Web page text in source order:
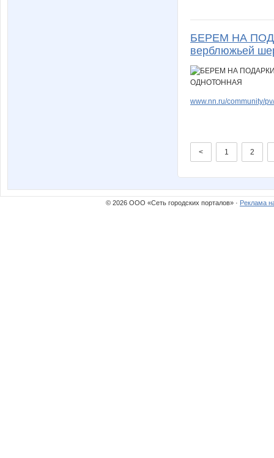
БЕРЕМ НА
верблюжьей
www.nn.ru/community/
< 1 2
© 2026 ООО «Сеть городских порталов» · Реклама